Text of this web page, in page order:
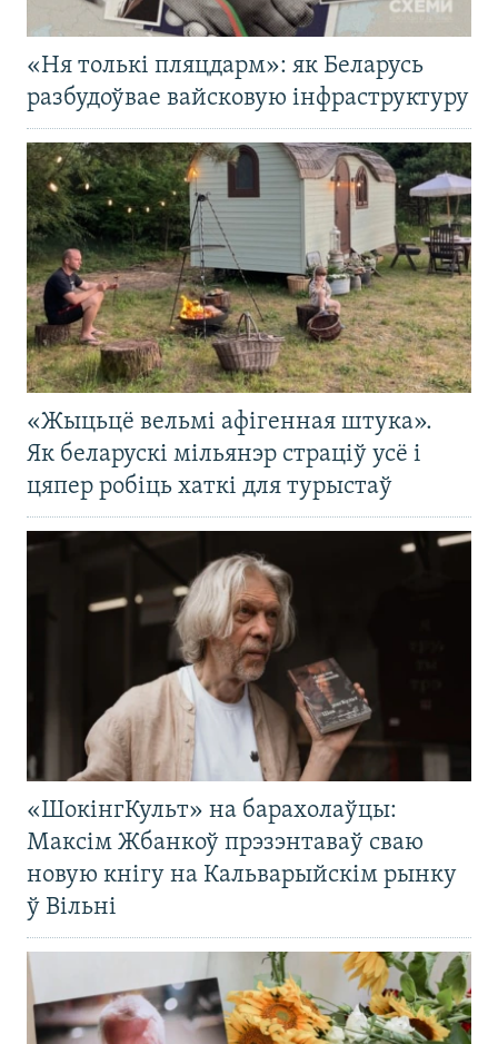
«Ня толькі пляцдарм»: як Беларусь
разбудоўвае вайсковую інфраструктуру
«Жыцьцё вельмі афігенная штука».
Як беларускі мільянэр страціў усё і
цяпер робіць хаткі для турыстаў
«ШокінгКульт» на барахолаўцы:
Максім Жбанкоў прэзэнтаваў сваю
новую кнігу на Кальварыйскім рынку
ў Вільні